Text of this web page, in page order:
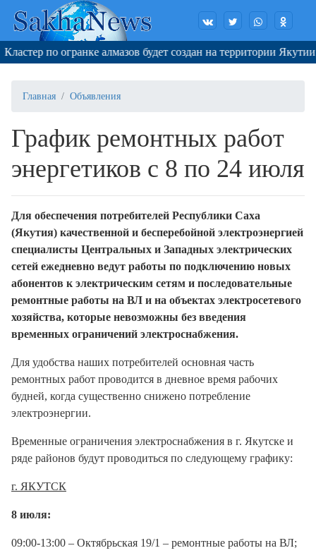
по огранке алмазов будет создан на территории Якутии и
Главная Объявления
График ремонтных работ
энергетиков с 8 по 24 июля
Для обеспечения потребителей Республики Саха
(Якутия) качественной и бесперебойной электроэнергией
специалисты Центральных и Западных электрических
сетей ежедневно ведут работы по подключению новых
абонентов к электрическим сетям и последовательные
ремонтные работы на ВЛ и на объектах электросетевого
хозяйства, которые невозможны без введения
временных ограничений электроснабжения.
Для удобства наших потребителей основная часть
ремонтных работ проводится в дневное время рабочих
будней, когда существенно снижено потребление
электроэнергии.
Временные ограничения электроснабжения в г. Якутске и
ряде районов будут проводиться по следующему графику:
г. ЯКУТСК
8 июля:
09:00-13:00 – Октябрьская 19/1 – ремонтные работы на ВЛ;